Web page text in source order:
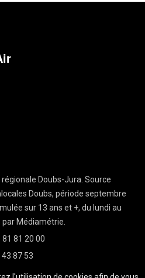
Doubs-Jura. Source
Doubs, période septembre
sur 13 ans et +, du lundi au
Médiamétrie.
81 20 00
87 53